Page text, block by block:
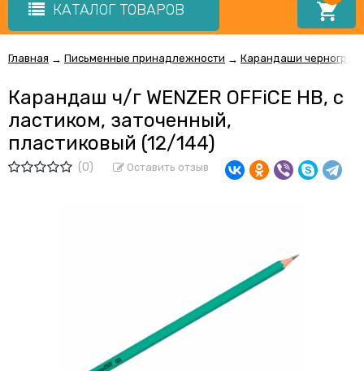
КАТАЛОГ ТОВАРОВ
Главная → Письменные принадлежности → Карандаши
Карандаш ч/г WENZER OFFiCE HB, с
ластиком, заточенный,
пластиковый (12/144)
(0) Оставить отзыв